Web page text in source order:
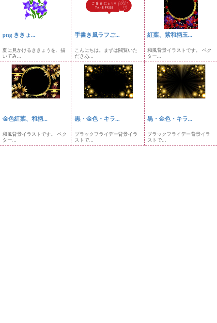
png ききょ...
夏に見かけるききょうを、描
いてみ...
手書き風ラフご...
こんにちは。まずは閲覧いた
だきあ...
紅葉、紫和柄玉...
和風背景イラストです。 ベク
ター...
金色紅葉、和柄...
和風背景イラストです。 ベク
ター...
黒・金色・キラ...
ブラックフライデー背景イラ
ストで...
黒・金色・キラ...
ブラックフライデー背景イラ
ストで...